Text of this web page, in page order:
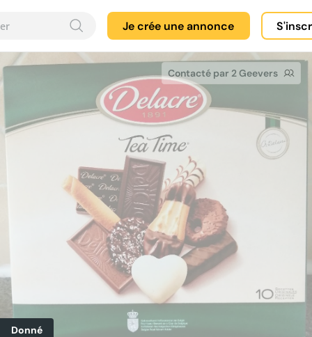
Je crée une annonce
Contacté par 2 Geevers
Donné